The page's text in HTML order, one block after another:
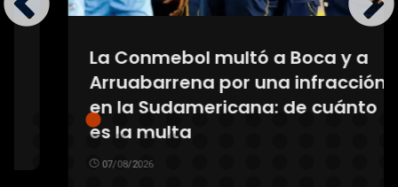
La Conmebol multó a Boca y a
Arruabarrena por una infracción
en la Sudamericana: de cuánto
es la multa
07/08/2026